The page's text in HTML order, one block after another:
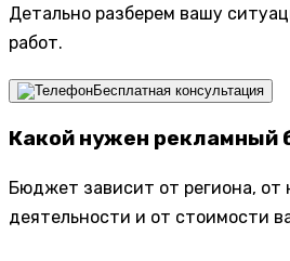
Детально разберем вашу
работ.
Бесплатная консультация
Какой нужен
Бюджет зависит от региона, от
деятельности и от стоимости